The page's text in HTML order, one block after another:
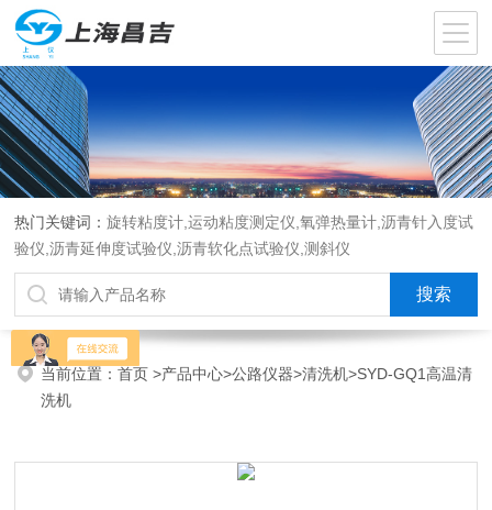
热门关键词：旋转粘度计,运动粘度测定仪,氧弹热量计,沥青针入度试
验仪,沥青延伸度试验仪,沥青软化点试验仪,测斜仪
当前位置：首页>产品中心>公路仪器>清洗机>SYD-GQ1高温清
洗机